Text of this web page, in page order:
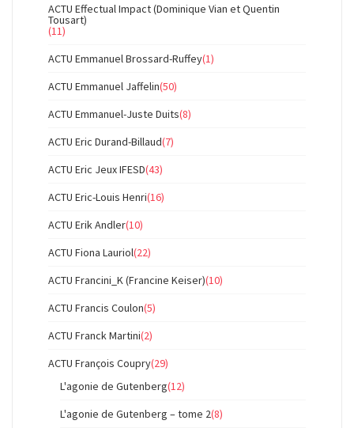
ACTU Effectual Impact (Dominique Vian et Quentin
Tousart)
(11)
ACTU Emmanuel Brossard-Ruffey(1)
ACTU Emmanuel Jaffelin(50)
ACTU Emmanuel-Juste Duits(8)
ACTU Eric Durand-Billaud(7)
ACTU Eric Jeux IFESD(43)
ACTU Eric-Louis Henri(16)
ACTU Erik Andler(10)
ACTU Fiona Lauriol(22)
ACTU Francini_K (Francine Keiser)(10)
ACTU Francis Coulon(5)
ACTU Franck Martini(2)
ACTU François Coupry(29)
L'agonie de Gutenberg(12)
L'agonie de Gutenberg – tome 2(8)